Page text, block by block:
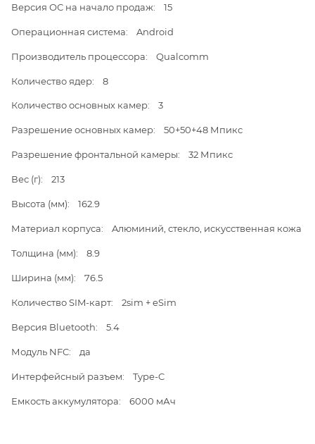
Версия ОС на начало продаж: 15
Операционная система: Android
Производитель процессора: Qualcomm
Количество ядер: 8
Количество основных камер: 3
Разрешение основных камер: 50+50+48 Мпикс
Разрешение фронтальной камеры: 32 Мпикс
Вес (г): 213
Высота (мм): 162.9
Материал корпуса: Aлюминий, стекло, искусственная кожа
Толщина (мм): 8.9
Ширина (мм): 76.5
Количество SIM-карт: 2sim + eSim
Версия Bluetooth: 5.4
Модуль NFC: да
Интерфейсный разъем: Type-C
Емкость аккумулятора: 6000 мАч